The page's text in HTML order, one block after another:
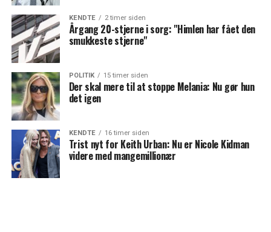
KENDTE 2 timer siden
Årgang 20-stjerne i sorg: "Himlen har fået den
smukkeste stjerne"
POLITIK 15 timer siden
Der skal mere til at stoppe Melania: Nu gør hun
det igen
KENDTE 16 timer siden
Trist nyt for Keith Urban: Nu er Nicole Kidman
videre med mangemillionær